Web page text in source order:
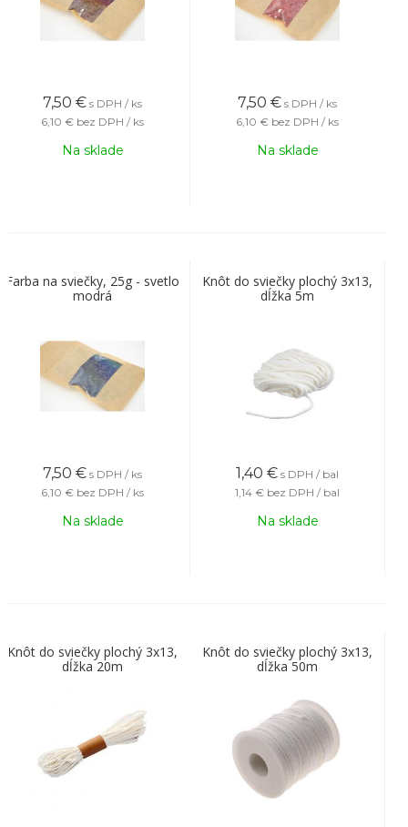
7,50 € s DPH / ks
6,10 € bez DPH / ks
Na sklade
7,50 € s DPH / ks
6,10 € bez DPH / ks
Na sklade
Farba na sviečky, 25g - svetlo
modrá
7,50 € s DPH / ks
6,10 € bez DPH / ks
Na sklade
Knôt do sviečky plochý 3x13,
dĺžka 5m
1,40 € s DPH / bal
1,14 € bez DPH / bal
Na sklade
Knôt do sviečky plochý 3x13,
dĺžka 20m
Knôt do sviečky plochý 3x13,
dĺžka 50m